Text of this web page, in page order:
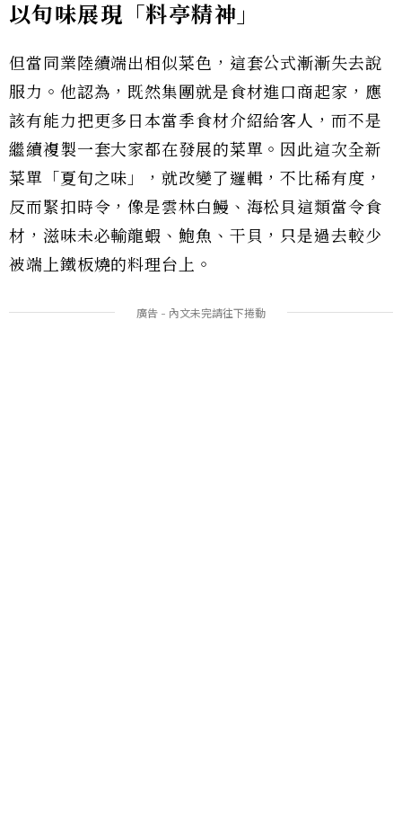
以旬味展現「料亭精神」
但當同業陸續端出相似菜色，這套公式漸漸失去說
服力。他認為，既然集團就是食材進口商起家，應
該有能力把更多日本當季食材介紹給客人，而不是
繼續複製一套大家都在發展的菜單。因此這次全新
菜單「夏旬之味」，就改變了邏輯，不比稀有度，
反而緊扣時令，像是雲林白鰻、海松貝這類當令食
材，滋味未必輸龍蝦、鮑魚、干貝，只是過去較少
被端上鐵板燒的料理台上。